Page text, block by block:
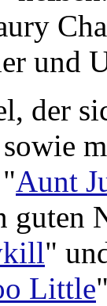
und
der
Aunt
guten
"
Little